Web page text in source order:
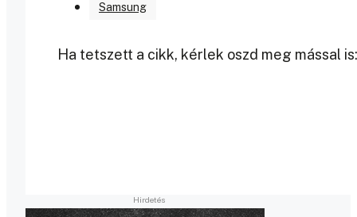
Samsung
Ha tetszett a cikk, kérlek oszd meg mással is: